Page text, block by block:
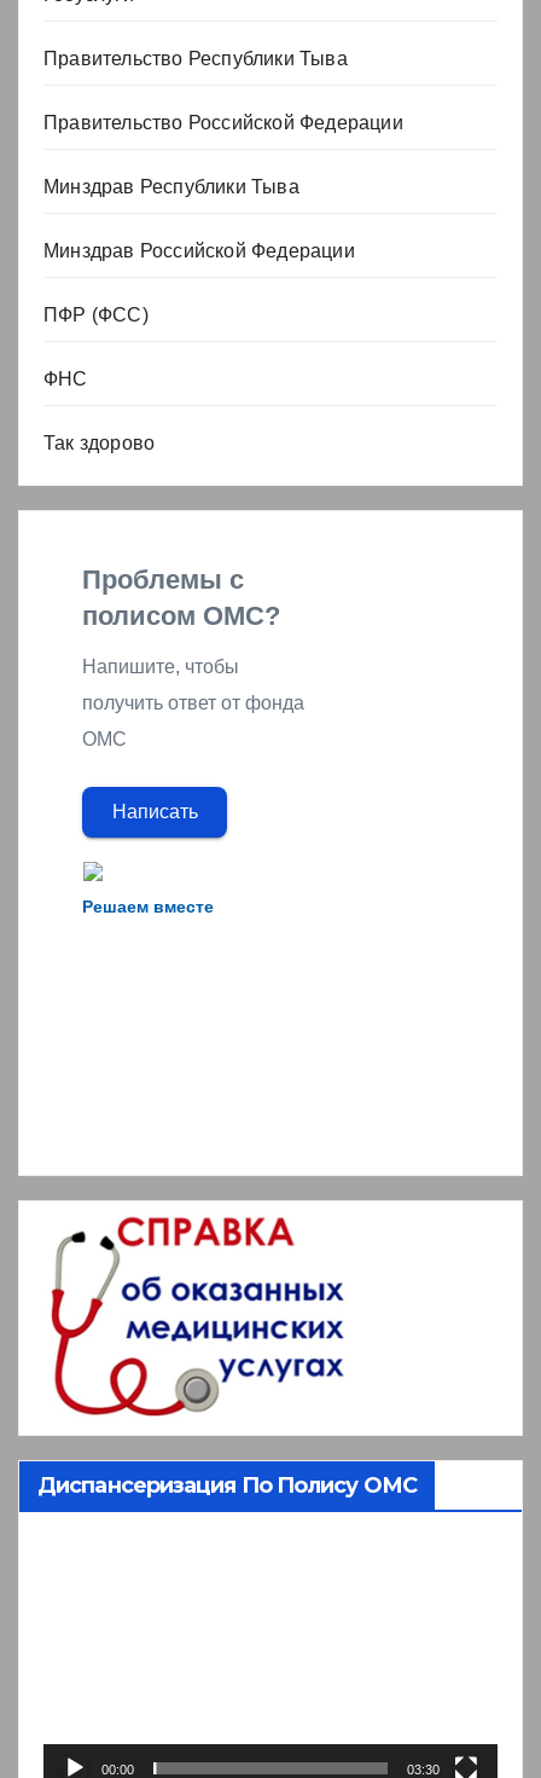
Правительство Республики Тыва
Правительство Российской Федерации
Минздрав Республики Тыва
Минздрав Российской Федерации
ПФР (ФСС)
ФНС
Так здорово
Решаем вместе
Проблемы с
полисом ОМС?
Напишите, чтобы
получить ответ от фонда
ОМС
Написать
Диспансеризация По Полису ОМС
00:00 03:30